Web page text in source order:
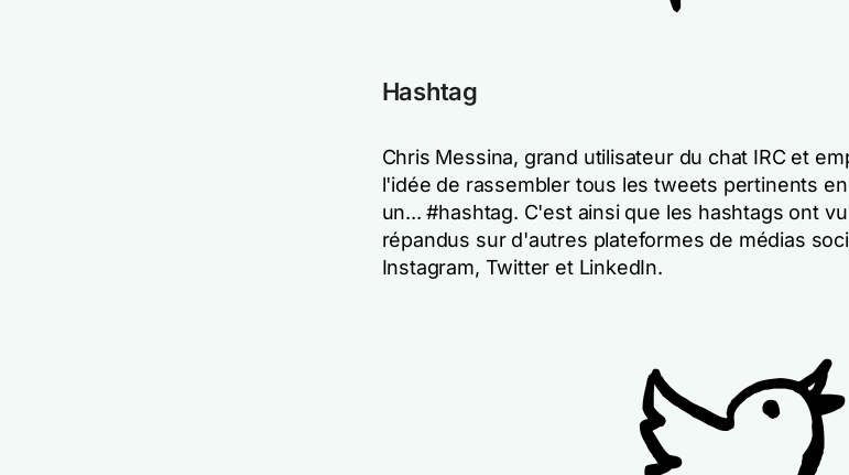
Hashtag
Chris Messina, grand utilisateur du chat IRC et
l'idée de rassembler tous les tweets pertinents
un... #hashtag. C'est ainsi que les hashtags ont
répandus sur d'autres plateformes de médias
Instagram, Twitter et LinkedIn.